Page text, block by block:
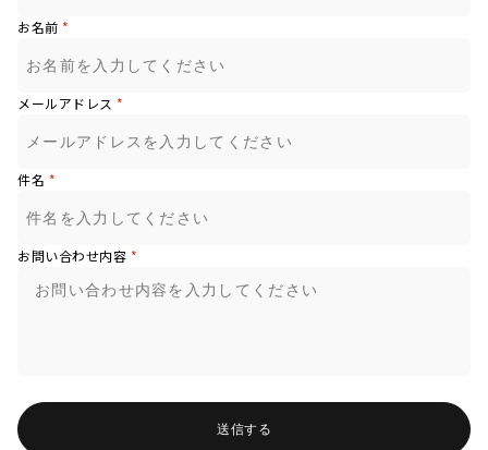
お名前 *
メールアドレス *
件名 *
お問い合わせ内容 *
送信する